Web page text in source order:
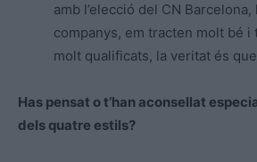
amb l’elecció del CN
companys, em tracten molt bé i
molt qualificats, la veritat és
Has pensat o t’han aconsellat
dels quatre estils?